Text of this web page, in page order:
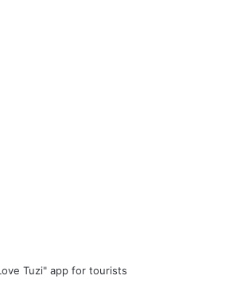
Tuzi" app for tourists